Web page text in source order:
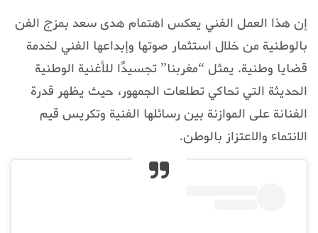
إن هذا العمل الفني يعكس اهتمام هدى سعد بمزج الفن
بالوطنية من خلال استثمار صوتها وإبداعها الفني لخدمة
قضايا وطنية. يمثل “مغربنا” تجسيدًا للأغنية الوطنية
الحديثة التي تحاكي تطلعات الجمهور، حيث يظهر قدرة
الفنانة على الموازنة بين رسائلها الفنية وتكريس قيم
الانتماء والاعتزاز بالوطن.